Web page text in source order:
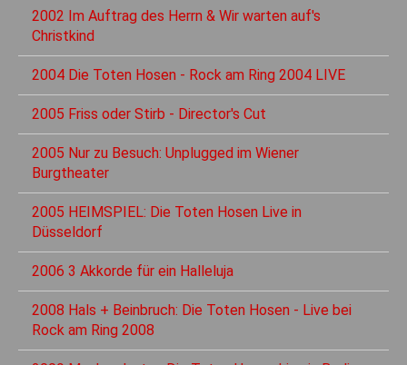
2002 Im Auftrag des Herrn & Wir warten auf's
Christkind
2004 Die Toten Hosen - Rock am Ring 2004 LIVE
2005 Friss oder Stirb - Director's Cut
2005 Nur zu Besuch: Unplugged im Wiener
Burgtheater
2005 HEIMSPIEL: Die Toten Hosen Live in
Düsseldorf
2006 3 Akkorde für ein Halleluja
2008 Hals + Beinbruch: Die Toten Hosen - Live bei
Rock am Ring 2008